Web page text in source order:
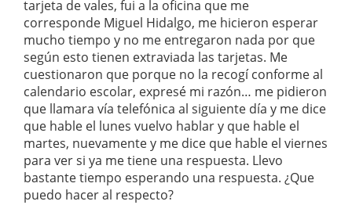
tarjeta de vales, fui a la oficina que me
corresponde Miguel Hidalgo, me hicieron esperar
mucho tiempo y no me entregaron nada por que
según esto tienen extraviada las tarjetas. Me
cuestionaron que porque no la recogí conforme al
calendario escolar, expresé mi razón… me pidieron
que llamara vía telefónica al siguiente día y me dice
que hable el lunes vuelvo hablar y que hable el
martes, nuevamente y me dice que hable el viernes
para ver si ya me tiene una respuesta. Llevo
bastante tiempo esperando una respuesta. ¿Que
puedo hacer al respecto?